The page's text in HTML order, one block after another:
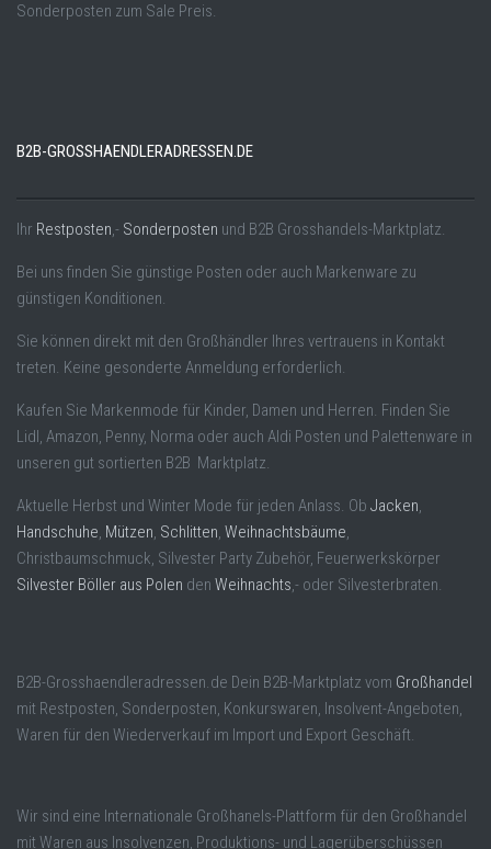
Sonderposten zum Sale Preis.
B2B-GROSSHAENDLERADRESSEN.DE
Ihr Restposten ,- Sonderposten und B2B Grosshandels-Marktplatz.
Bei uns finden Sie günstige Posten oder auch Markenware zu
günstigen Konditionen.
Sie können direkt mit den Großhändler Ihres vertrauens in Kontakt
treten. Keine gesonderte Anmeldung erforderlich.
Kaufen Sie Markenmode für Kinder, Damen und Herren. Finden Sie
Lidl, Amazon, Penny, Norma oder auch Aldi Posten und Palettenware in
unseren gut sortierten B2B Marktplatz.
Aktuelle Herbst und Winter Mode für jeden Anlass. Ob Jacken
Handschuhe Mützen Schlitten Weihnachtsbäume
Christbaumschmuck, Silvester Party Zubehör, Feuerwerkskörper
Silvester Böller aus Polen den Weihnachts ,- oder Silvesterbraten.
B2B-Grosshaendleradressen.de Dein B2B-Marktplatz vom Großhandel
mit Restposten, Sonderposten, Konkurswaren, Insolvent-Angeboten,
Waren für den Wiederverkauf im Import und Export Geschäft.
Wir sind eine Internationale Großhanels-Plattform für den Großhandel
mit Waren aus Insolvenzen, Produktions- und Lagerüberschüssen